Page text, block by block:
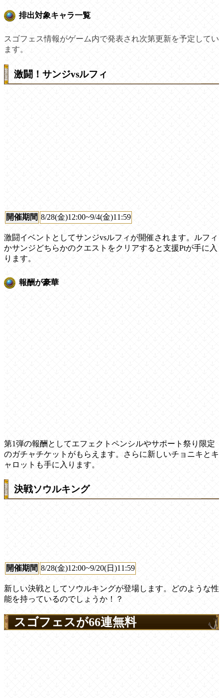
排出対象キャラ一覧
スゴフェス情報がゲーム内で発表され次第更新を予定してい
ます。
激闘！サンジvsルフィ
開催期間 8/28(金)12:00~9/4(金)11:59
激闘イベントとしてサンジvsルフィが開催されます。ルフィ
かサンジどちらかのクエストをクリアすると支援Ptが手に入
ります。
報酬が豪華
第1弾の報酬としてエフェクトペンシルやサポート祭り限定
のガチャチケットがもらえます。さらに新しいチョニキとキ
ャロットも手に入ります。
決戦ソウルキング
開催期間 8/28(金)12:00~9/20(日)11:59
新しい決戦としてソウルキングが登場します。どのような性
能を持っているのでしょうか！？
スゴフェスが66連無料